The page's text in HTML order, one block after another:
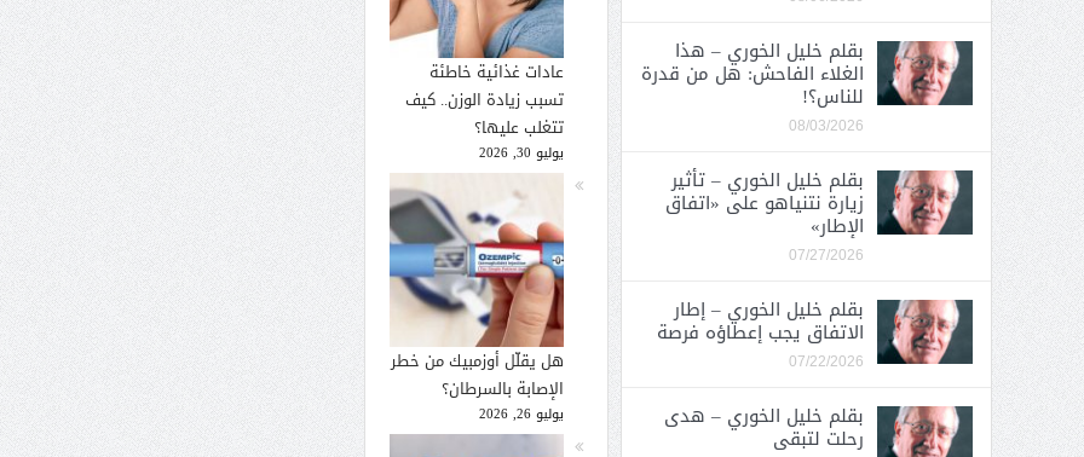
عادات غذائية خاطئة
تسبب زيادة الوزن.. كيف
تتغلب عليها؟
يوليو 30, 2026
هل يقلّل أوزمبيك من خطر
الإصابة بالسرطان؟
يوليو 26, 2026
بقلم خليل الخوري – هذا
الغلاء الفاحش: هل من قدرة
للناس؟!
08/03/2026
بقلم خليل الخوري – تأثير
زيارة نتنياهو على «اتفاق
الإطار»
07/27/2026
بقلم خليل الخوري – إطار
الاتفاق يجب إعطاؤه فرصة
07/22/2026
بقلم خليل الخوري – هدى
رحلت لتبقى